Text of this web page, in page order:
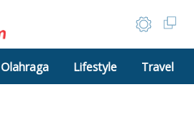
Olahraga Lifestyle Travel